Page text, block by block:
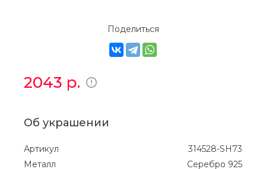
Поделиться
2043 р.
Об украшении
Артикул
314528-SH73
Металл
Серебро 925